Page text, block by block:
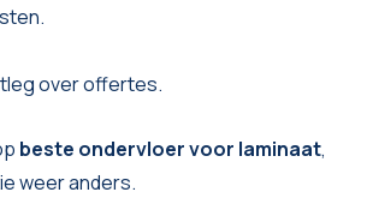
over offertes.
beste ondervloer voor laminaat,
weer anders.